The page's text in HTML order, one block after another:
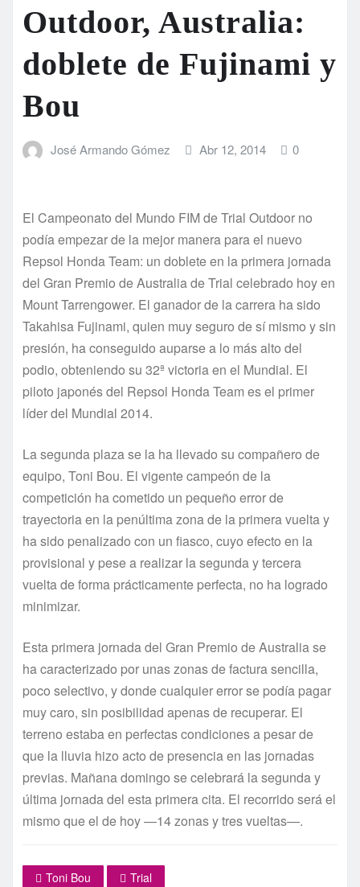
Outdoor, Australia:
doblete de Fujinami y
Bou
José Armando Gómez Abr 12, 2014 0
El Campeonato del Mundo FIM de Trial Outdoor no
podía empezar de la mejor manera para el nuevo
Repsol Honda Team: un doblete en la primera jornada
del Gran Premio de Australia de Trial celebrado hoy en
Mount Tarrengower. El ganador de la carrera ha sido
Takahisa Fujinami, quien muy seguro de sí mismo y sin
presión, ha conseguido auparse a lo más alto del
podio, obteniendo su 32ª victoria en el Mundial. El
piloto japonés del Repsol Honda Team es el primer
líder del Mundial 2014.
La segunda plaza se la ha llevado su compañero de
equipo, Toni Bou. El vigente campeón de la
competición ha cometido un pequeño error de
trayectoria en la penúltima zona de la primera vuelta y
ha sido penalizado con un fiasco, cuyo efecto en la
provisional y pese a realizar la segunda y tercera
vuelta de forma prácticamente perfecta, no ha logrado
minimizar.
Esta primera jornada del Gran Premio de Australia se
ha caracterizado por unas zonas de factura sencilla,
poco selectivo, y donde cualquier error se podía pagar
muy caro, sin posibilidad apenas de recuperar. El
terreno estaba en perfectas condiciones a pesar de
que la lluvia hizo acto de presencia en las jornadas
previas. Mañana domingo se celebrará la segunda y
última jornada del esta primera cita. El recorrido será el
mismo que el de hoy —14 zonas y tres vueltas—.
Toni Bou Trial